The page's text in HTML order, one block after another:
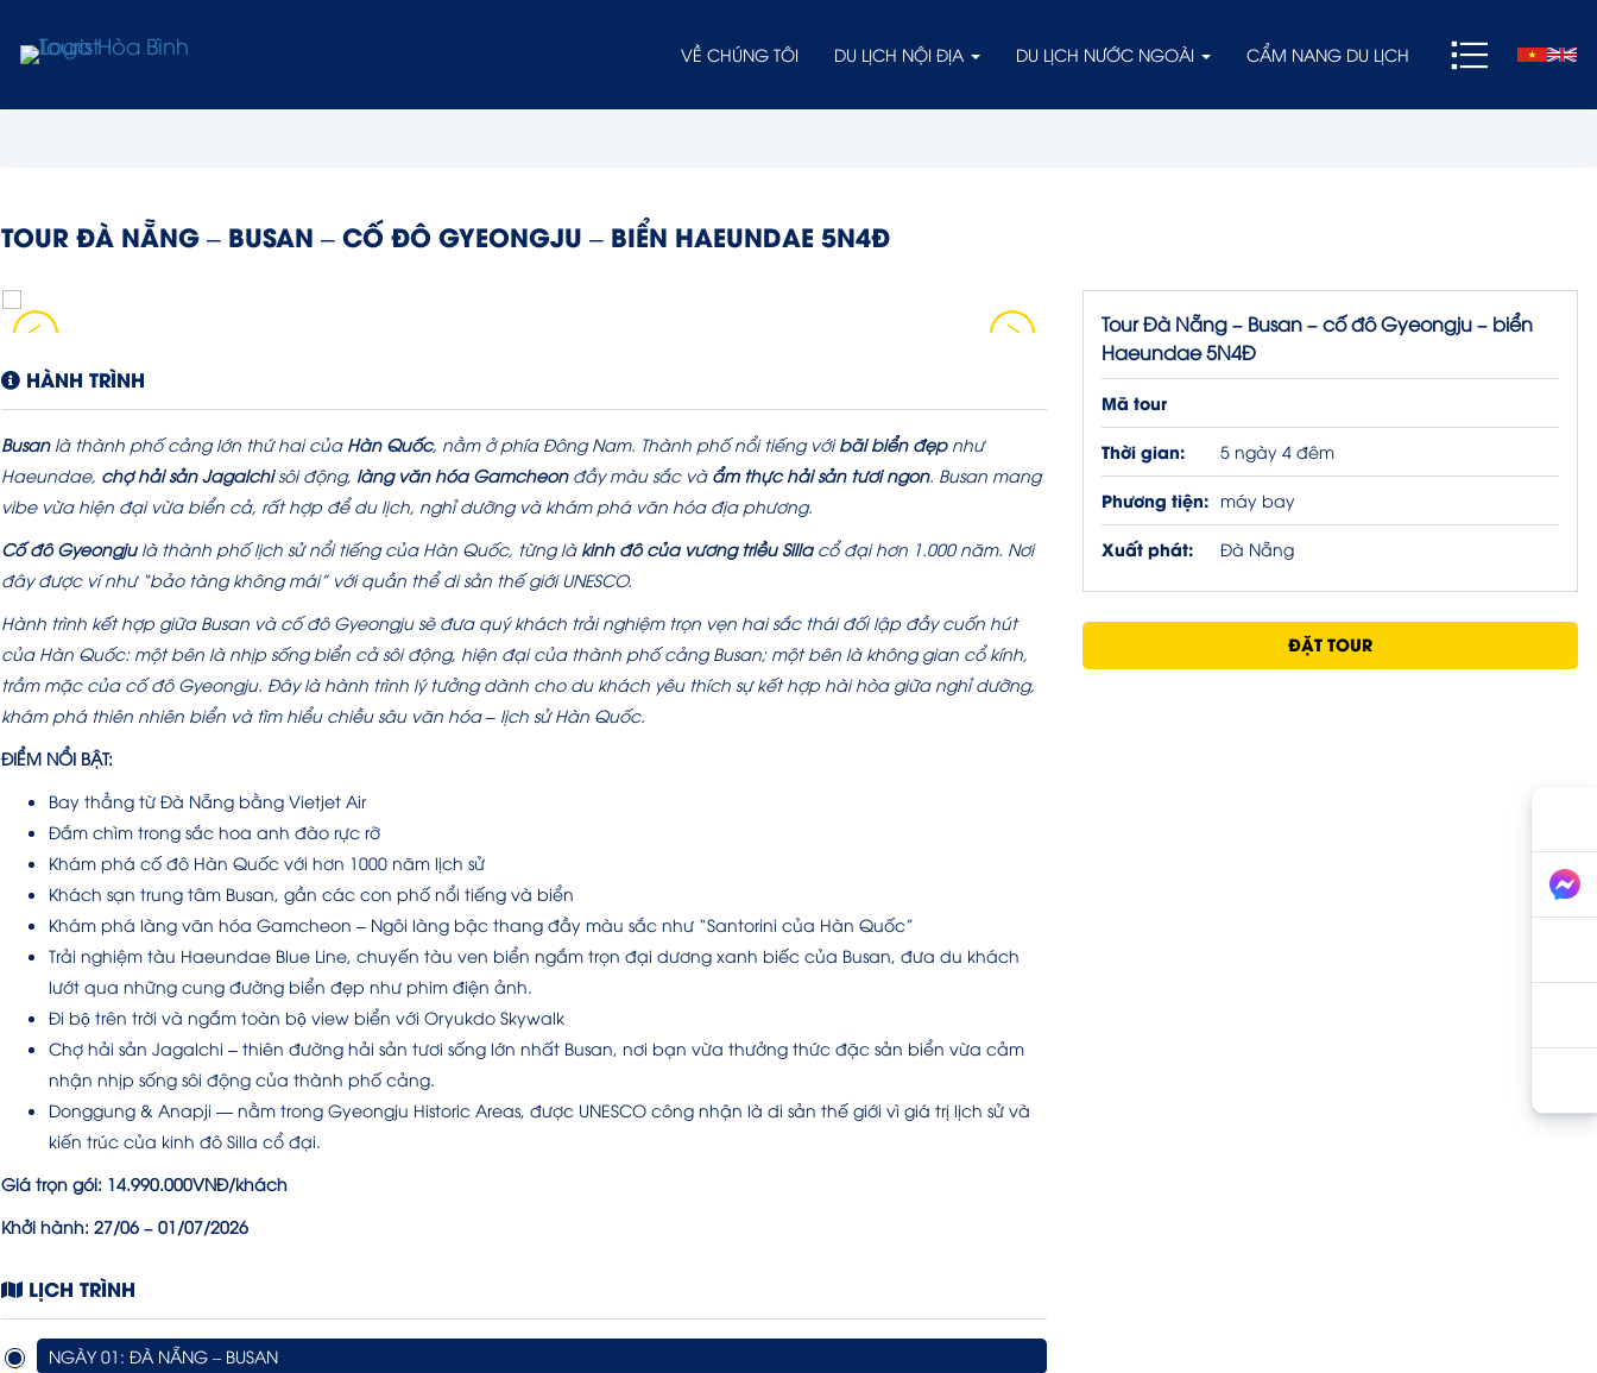
VỀ CHÚNG TÔI DU LỊCH NỘI ĐỊA DU LỊCH NƯỚC NGOÀI CẨM NANG DU LỊCH
TOUR ĐÀ NẴNG – BUSAN – CỐ ĐÔ GYEONGJU – BIỂN HAEUNDAE 5N4Đ
HÀNH TRÌNH
Busanlà thành phố cảng lớn thứ hai của Hàn Quốc, nằm ở phía Đông Nam. Thành phố nổi tiếng vớibãi biển đẹpnhư
Haeundae, chợ hải sản Jagalchisôi động, làng văn hóa Gamcheonđầy màu sắc và ẩm thực hải sản tươi ngon. Busan mang
vibe vừa hiện đại vừa biển cả, rất hợp để du lịch, nghỉ dưỡng và khám phá văn hóa địa phương.
Cố đô Gyeongjulà thành phố lịch sử nổi tiếng của Hàn Quốc, từng là kinh đô của vương triều Sillacổ đại hơn 1.000 năm. Nơi
đây được ví như “bảo tàng không mái” với quần thể di sản thế giới UNESCO.
Hành trình kết hợp giữa Busan và cố đô Gyeongju sẽ đưa quý khách trải nghiệm trọn vẹn hai sắc thái đối lập đầy cuốn hút
của Hàn Quốc: một bên là nhịp sống biển cả sôi động, hiện đại của thành phố cảng Busan; một bên là không gian cổ kính,
trầm mặc của cố đô Gyeongju. Đây là hành trình lý tưởng dành cho du khách yêu thích sự kết hợp hài hòa giữa nghỉ dưỡng,
khám phá thiên nhiên biển và tìm hiểu chiều sâu văn hóa – lịch sử Hàn Quốc.
ĐIỂM NỔI BẬT:
Bay thẳng từ Đà Nẵng bằng Vietjet Air
Đắm chìm trong sắc hoa anh đào rực rỡ
Khám phá cố đô Hàn Quốc với hơn 1000 năm lịch sử
Khách sạn trung tâm Busan, gần các con phố nổi tiếng và biển
Khám phá làng văn hóa Gamcheon – Ngôi làng bậc thang đầy màu sắc như “Santorini của Hàn Quốc”
Trải nghiệm tàu Haeundae Blue Line, chuyến tàu ven biển ngắm trọn đại dương xanh biếc của Busan, đưa du khách
lướt qua những cung đường biển đẹp như phim điện ảnh.
Đi bộ trên trời và ngắm toàn bộ view biển với Oryukdo Skywalk
Chợ hải sản Jagalchi – thiên đường hải sản tươi sống lớn nhất Busan, nơi bạn vừa thưởng thức đặc sản biển vừa cảm
nhận nhịp sống sôi động của thành phố cảng.
Donggung & Anapji — nằm trong Gyeongju Historic Areas, được UNESCO công nhận là di sản thế giới vì giá trị lịch sử và
kiến trúc của kinh đô Silla cổ đại.
Giá trọn gói: 14.990.000VNĐ/khách
Khởi hành: 27/06 – 01/07/2026
LỊCH TRÌNH
NGÀY 01: ĐÀ NẴNG – BUSAN
Tour Đà Nẵng – Busan – cố đô Gyeongju – biển
Haeundae 5N4Đ
Mã tour
Thời gian:
5 ngày 4 đêm
Phương tiện: máy bay
Xuất phát: Đà Nẵng
ĐẶT TOUR